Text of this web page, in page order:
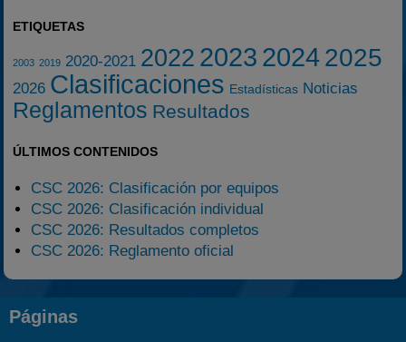
ETIQUETAS
2003 2019 2020-2021 2022 2023 20242025
2026 Clasificaciones Estadísticas Noticias
Reglamentos Resultados
ÚLTIMOS CONTENIDOS
CSC 2026: Clasificación por equipos
CSC 2026: Clasificación individual
CSC 2026: Resultados completos
CSC 2026: Reglamento oficial
Páginas